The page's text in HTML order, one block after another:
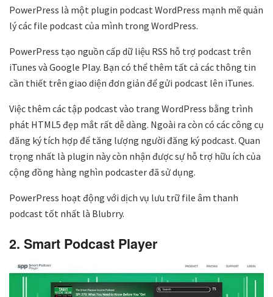
PowerPress là một plugin podcast WordPress mạnh mẽ quản
lý các file podcast của mình trong WordPress.
PowerPress tạo nguồn cấp dữ liệu RSS hỗ trợ podcast trên
iTunes và Google Play. Bạn có thể thêm tất cả các thông tin
cần thiết trên giao diện đơn giản để gửi podcast lên iTunes.
Việc thêm các tập podcast vào trang WordPress bằng trình
phát HTML5 đẹp mắt rất dễ dàng. Ngoài ra còn có các công cụ
đăng ký tích hợp để tăng lượng người đăng ký podcast. Quan
trọng nhất là plugin này còn nhận được sự hỗ trợ hữu ích của
cộng đồng hàng nghìn podcaster đã sử dụng.
PowerPress hoạt động với dịch vụ lưu trữ file âm thanh
podcast tốt nhất là Blubrry.
2. Smart Podcast Player